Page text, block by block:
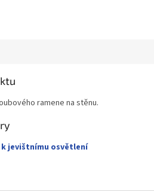
ramene na stěnu.
jevištnímu osvětlení